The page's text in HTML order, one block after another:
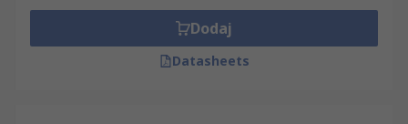
Dodaj
Datasheets